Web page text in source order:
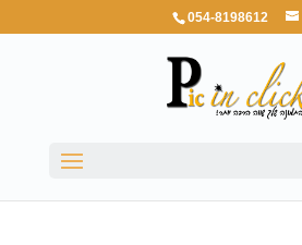
054-8198612